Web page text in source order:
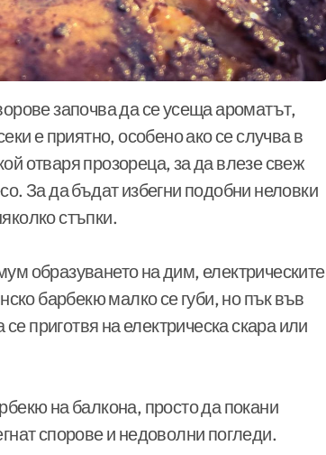
е приятно, особено ако се случва в
отваря прозореца, за да влезе свеж
За да бъдат избегни подобни неловки
стъпки.
образуването на дим, електрическите
барбекю малко се губи, но пък във
приготвя на електрическа скара или
на балкона, просто да покани
спорове и недоволни погледи.